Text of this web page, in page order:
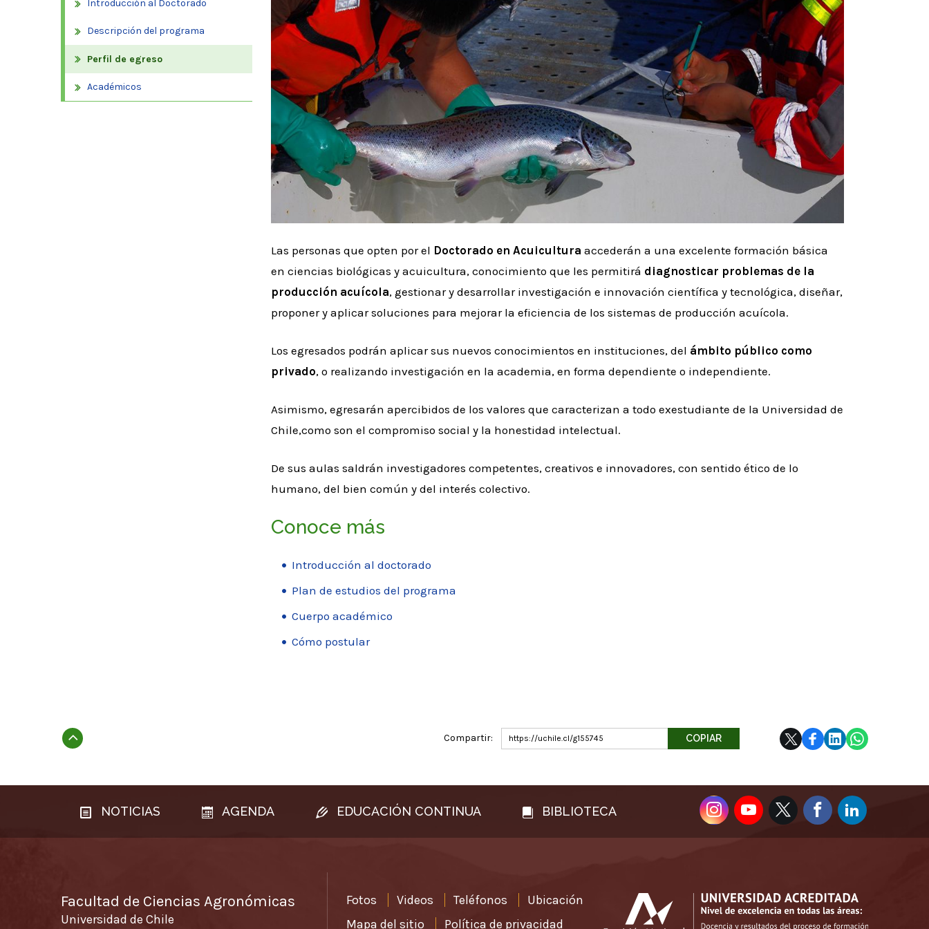
Introducción al Doctorado
Descripción del programa
Perfil de egreso
Académicos
Las personas que opten por el Doctorado en Acuicultura accederán a una excelente formación básica
en ciencias biológicas y acuicultura, conocimiento que les permitirá diagnosticar problemas de la
producción acuícola, gestionar y desarrollar investigación e innovación científica y tecnológica, diseñar,
proponer y aplicar soluciones para mejorar la eficiencia de los sistemas de producción acuícola.
Los egresados podrán aplicar sus nuevos conocimientos en instituciones, del ámbito público como
privado, o realizando investigación en la academia, en forma dependiente o independiente.
Asimismo, egresarán apercibidos de los valores que caracterizan a todo exestudiante de la Universidad de
Chile,como son el compromiso social y la honestidad intelectual.
De sus aulas saldrán investigadores competentes, creativos e innovadores, con sentido ético de lo
humano, del bien común y del interés colectivo.
Conoce más
Introducción al doctorado
Plan de estudios del programa
Cuerpo académico
Cómo postular
Subir Compartir: https://uchile.cl/g155745 COPIAR
NOTICIAS AGENDA EDUCACIÓN CONTINUA BIBLIOTECA
Facultad de Ciencias Agronómicas
Universidad de Chile
Fotos Videos Teléfonos
Ubicación
Mapa del sitio
Política de privacidad